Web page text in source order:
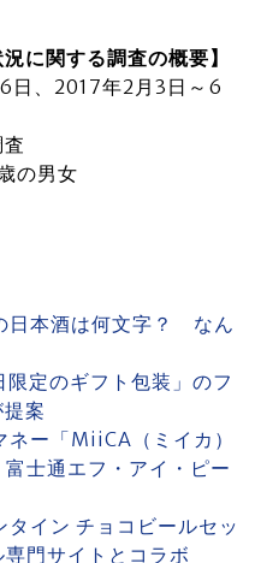
に関する調査の概要】
日、2017年2月3日～6
の男女
日本酒は何文字？ なん
定のギフト包装」のフ
案
ー「MiiCA（ミイカ）
士通エフ・アイ・ピー
タイン チョコビールセッ
門サイトとコラボ